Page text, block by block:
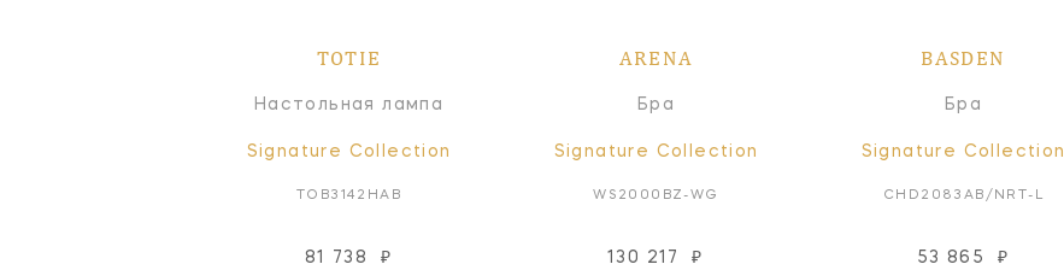
TOTIE
Настольная лампа
Signature Collection
TOB3142HAB
81 738 ₽
ARENA
Бра
Signature Collection
WS2000BZ-WG
130 217 ₽
BASDEN
Бра
Signature Collection
CHD2083AB/NRT-L
53 865 ₽